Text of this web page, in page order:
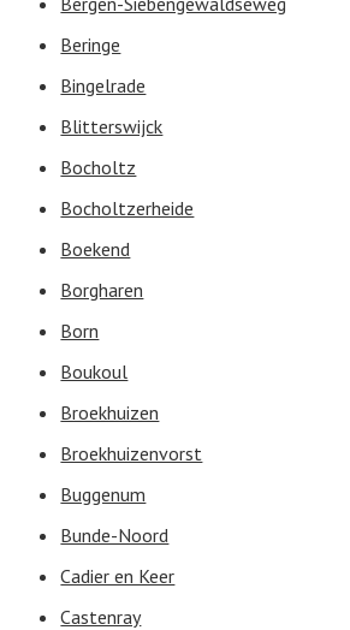
Beringe
Bingelrade
Blitterswijck
Bocholtz
Bocholtzerheide
Boekend
Borgharen
Born
Boukoul
Broekhuizen
Broekhuizenvorst
Buggenum
Bunde-Noord
Cadier en Keer
Castenray